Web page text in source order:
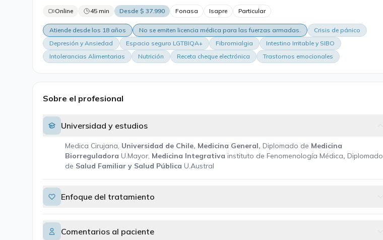
Online 45 min Desde $ 37.990 Fonasa Isapre Particular
Atiende desde los 18 años No se emiten licencia médica para las fuerzas armadas.
Crisis de pánico
Depresión y Ansiedad
Espacio seguro LGTBIQA+ Fibromialgia
Intestino Irritable y SIBO
Intolerancias Alimentarias
Nutrición Receta cheque electrónica Trastornos emocionales
Sobre el profesional
Universidad y estudios
Medica Cirujana, Universidad de Chile, Medicina General, Diplomado de Medicina
Biorreguladora U.Mayor, Medicina Integrativa instituto de Fenomenología Médica, Diplomado
de Salud Familiar y Salud Pública U.Austral
Enfoque del tratamiento
Comentarios al paciente